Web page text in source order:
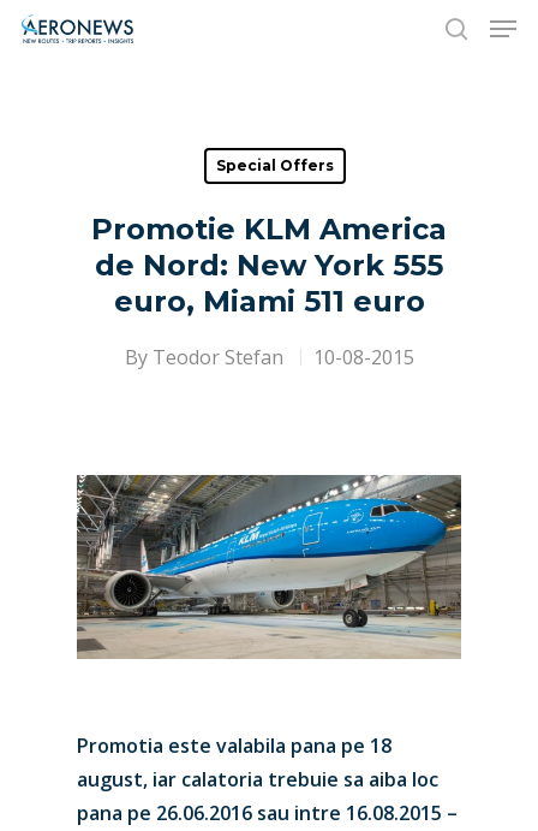
Hit enter to search or ESC to close
Special Offers
Promotie KLM America
de Nord: New York 555
euro, Miami 511 euro
By Teodor Stefan 10-08-2015
Promotia este valabila pana pe 18
august, iar calatoria trebuie sa aiba loc
pana pe 26.06.2016 sau intre 16.08.2015 –